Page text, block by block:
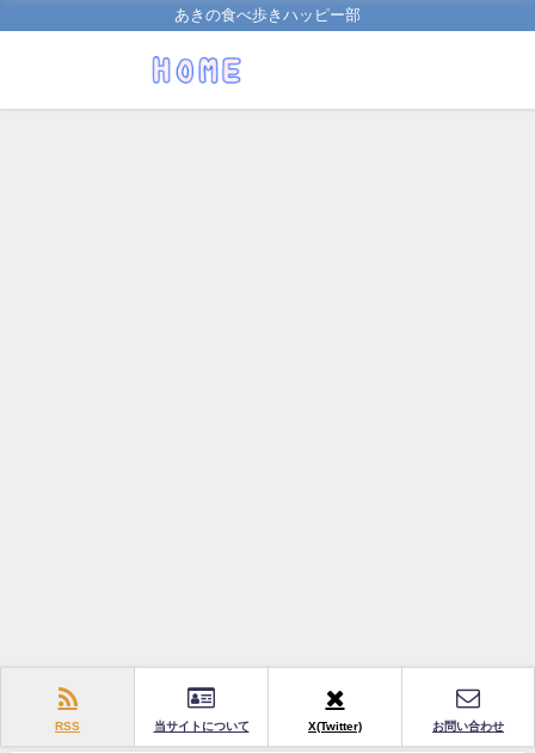
あきの食べ歩きハッピー部
RSS 当サイトについて X(Twitter) お問い合わせ